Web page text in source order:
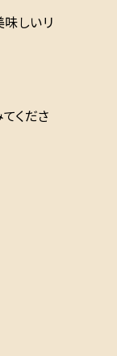
味しいリ
くださ